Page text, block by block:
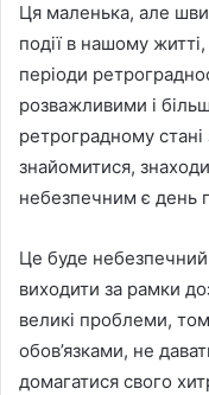
Ця маленька, але
події в нашому
періоди
розважливими і
ретроградному
знайомитися,
небезпечним є день
Це буде
виходити за рамки
великі проблеми,
обов’язками, не
домагатися свого